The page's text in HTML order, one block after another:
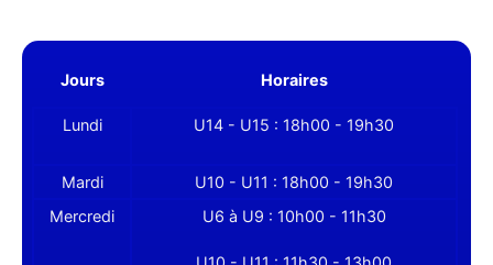
Jours Horaires
Lundi U14 - U15 : 18h00 - 19h30
Mardi
U10 - U11 : 18h00 - 19h30
Mercredi
U6 à U9 : 10h00 - 11h30